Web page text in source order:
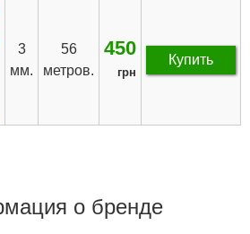
3
мм.
56
метров.
450
грн
Купить
о бренде